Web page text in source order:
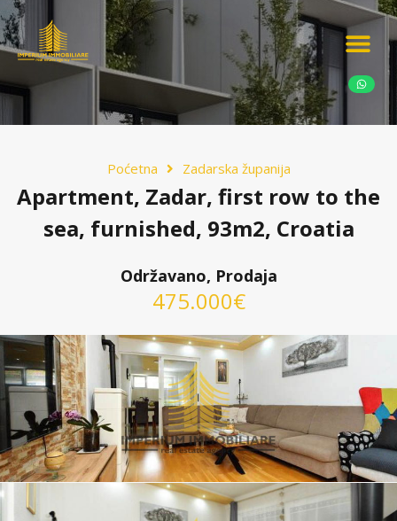
Poćetna Zadarska županija
Apartment, Zadar, first row to the
sea, furnished, 93m2, Croatia
Održavano, Prodaja
475.000€